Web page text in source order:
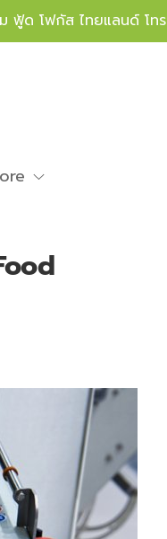
ฟู้ด โฟกัส ไทยแลนด์ โทร